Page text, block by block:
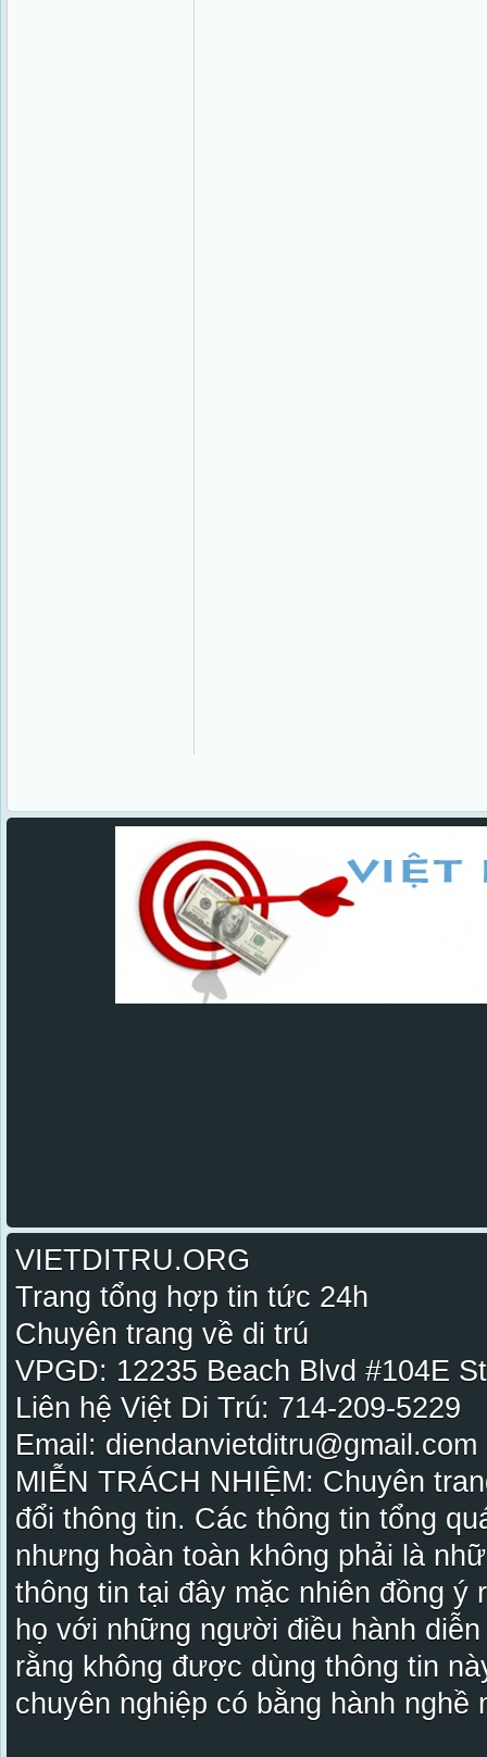
VIETDITRU.ORG
Trang tổng hợp tin tức 24h
Chuyên trang về di trú
VPGD: 12235 Beach Blvd #104E
Liên hệ Việt Di Trú: 714-209-5229
Email:
MIỄN TRÁCH NHIỆM: Chuyên
đổi thông tin. Các thông tin tổng
nhưng hoàn toàn không phải là
thông tin tại đây mặc nhiên đồng ý
họ với những người điều hành
rằng không được dùng thông tin
chuyên nghiệp có bằng hành